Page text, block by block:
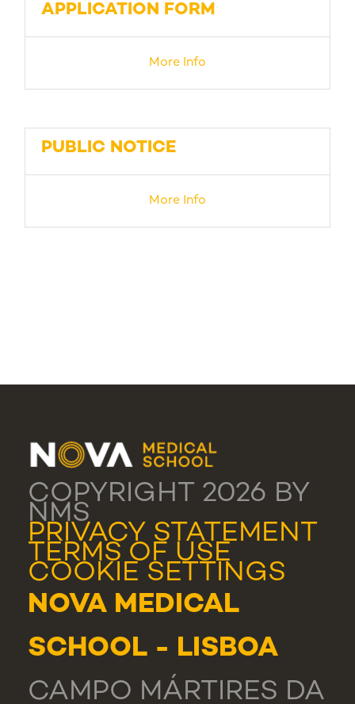
APPLICATION FORM
More Info
PUBLIC NOTICE
More Info
COPYRIGHT 2026 BY
NMS
PRIVACY STATEMENT
TERMS OF USE
COOKIE SETTINGS
NOVA MEDICAL
SCHOOL - LISBOA
CAMPO MÁRTIRES DA